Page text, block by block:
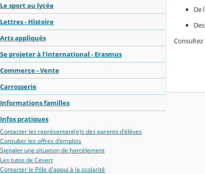
Le sport au lycée
Lettres - Histoire
Arts appliqués
Se projeter à l'international - Erasmus
Commerce - Vente
Carrosserie
Informations familles
Infos pratiques
Contacter les représentant(e)s des parents d'élèves
Consulter les offres d'emplois
Signaler une situation de harcèlement
Les tutos de Cevert
Contacter le Pôle d'appui à la scolarité
De
Consultez